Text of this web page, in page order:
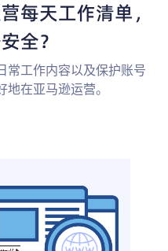
每天工作清单，
全？
常工作内容以及保护账号
在亚马逊运营。